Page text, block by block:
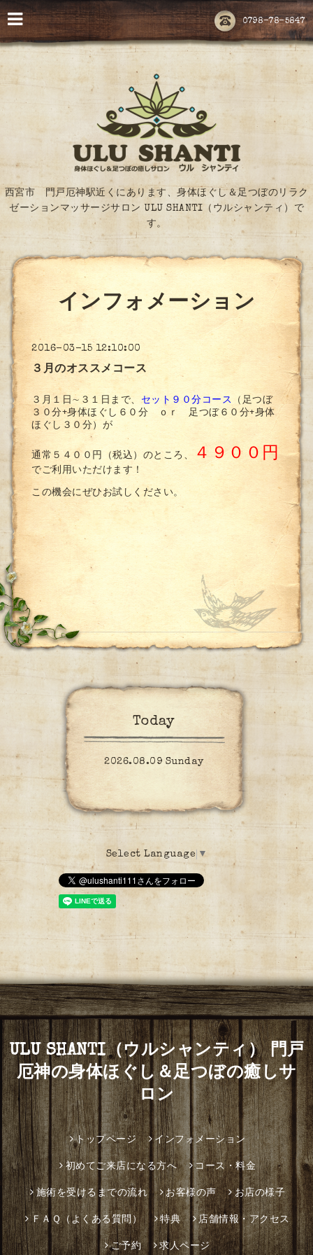
0798-78-5847
西宮市 門戸厄神駅近くにあります、身体ほぐし＆足つぼのリラク
ゼーションマッサージサロン ULU SHANTI（ウルシャンティ）で
す。
インフォメーション
2016-03-15 12:10:00
３月のオススメコース
３月１日∼３１日まで、 セット９０分コース
（足つぼ
３０分+身体ほぐし６０分 ｏｒ 足つぼ６０分+身体
ほぐし３０分）が
通常５４００円（税込）のところ、 ４９００円
でご利用いただけます！
この機会にぜひお試しください。
Today
2026.08.09 Sunday
Select Language ▼
ULU SHANTI（ウルシャンティ） 門戸
厄神の身体ほぐし＆足つぼの癒しサ
ロン
トップページ インフォメーション
初めてご来店になる方へ コース・料金
施術を受けるまでの流れ お客様の声 お店の様子
ＦＡＱ（よくある質問） 特典 店舗情報・アクセス
ご予約 求人ページ